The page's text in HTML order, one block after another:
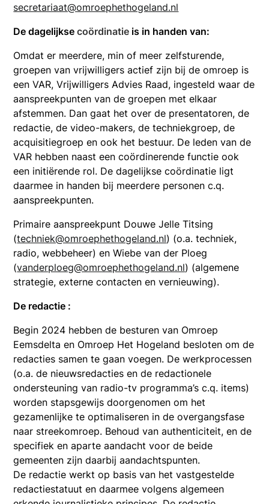
secretariaat@omroephethogeland.nl
De dagelijksecoördinatie is in handen van:
Omdat er meerdere, min of meer zelfsturende,
groepen van vrijwilligers actief zijn bij de omroep is
een VAR, Vrijwilligers Advies Raad, ingesteld waar de
aanspreekpunten van de groepen met elkaar
afstemmen. Dan gaat het over de presentatoren, de
redactie, de video-makers, de techniekgroep, de
acquisitiegroep en ook het bestuur. De leden van de
VAR hebben naast een coördinerende functie ook
een initiërende rol. De dagelijkse coördinatie ligt
daarmee in handen bij meerdere personen c.q.
aanspreekpunten.
Primaire aanspreekpunt Douwe Jelle Titsing
(techniek@omroephethogeland.nl) (o.a. techniek,
radio, webbeheer) en Wiebe van der Ploeg
(vanderploeg@omroephethogeland.nl) (algemene
strategie, externe contacten en vernieuwing).
De redactie :
Begin 2024 hebben de besturen van Omroep
Eemsdelta en Omroep Het Hogeland besloten om de
redacties samen te gaan voegen. De werkprocessen
(o.a. de nieuwsredacties en de redactionele
ondersteuning van radio-tv programma’s c.q. items)
worden stapsgewijs doorgenomen om het
gezamenlijke te optimaliseren in de overgangsfase
naar streekomroep. Behoud van authenticiteit, en de
specifiek en aparte aandacht voor de beide
gemeenten zijn daarbij aandachtspunten.
De redactie werkt op basis van het vastgestelde
redactiestatuut en daarmee volgens algemeen